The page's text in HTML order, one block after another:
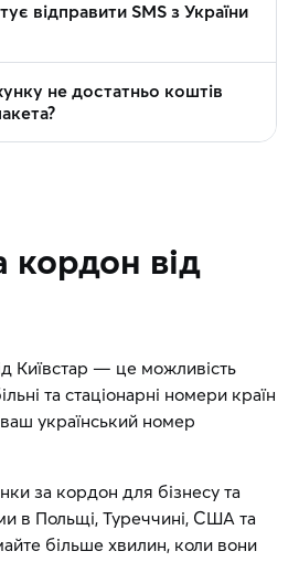
відправити SMS з України
не достатньо коштів
кордон від
Київстар — це можливість
та стаціонарні номери країн
український номер
за кордон для бізнесу та
в Польщі, Туреччині, США та
більше хвилин, коли вони